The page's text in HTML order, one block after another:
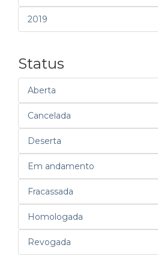
2019
Status
Aberta
Cancelada
Deserta
Em andamento
Fracassada
Homologada
Revogada